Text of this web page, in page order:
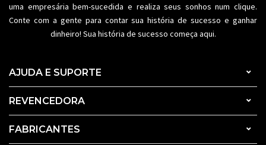
uma empresária bem-sucedida e realiza seus sonhos num clique.
Conte com a gente para contar sua história de sucesso e ganhar
dinheiro! Sua história de sucesso começa aqui.
AJUDA E SUPORTE
REVENCEDORA
FABRICANTES